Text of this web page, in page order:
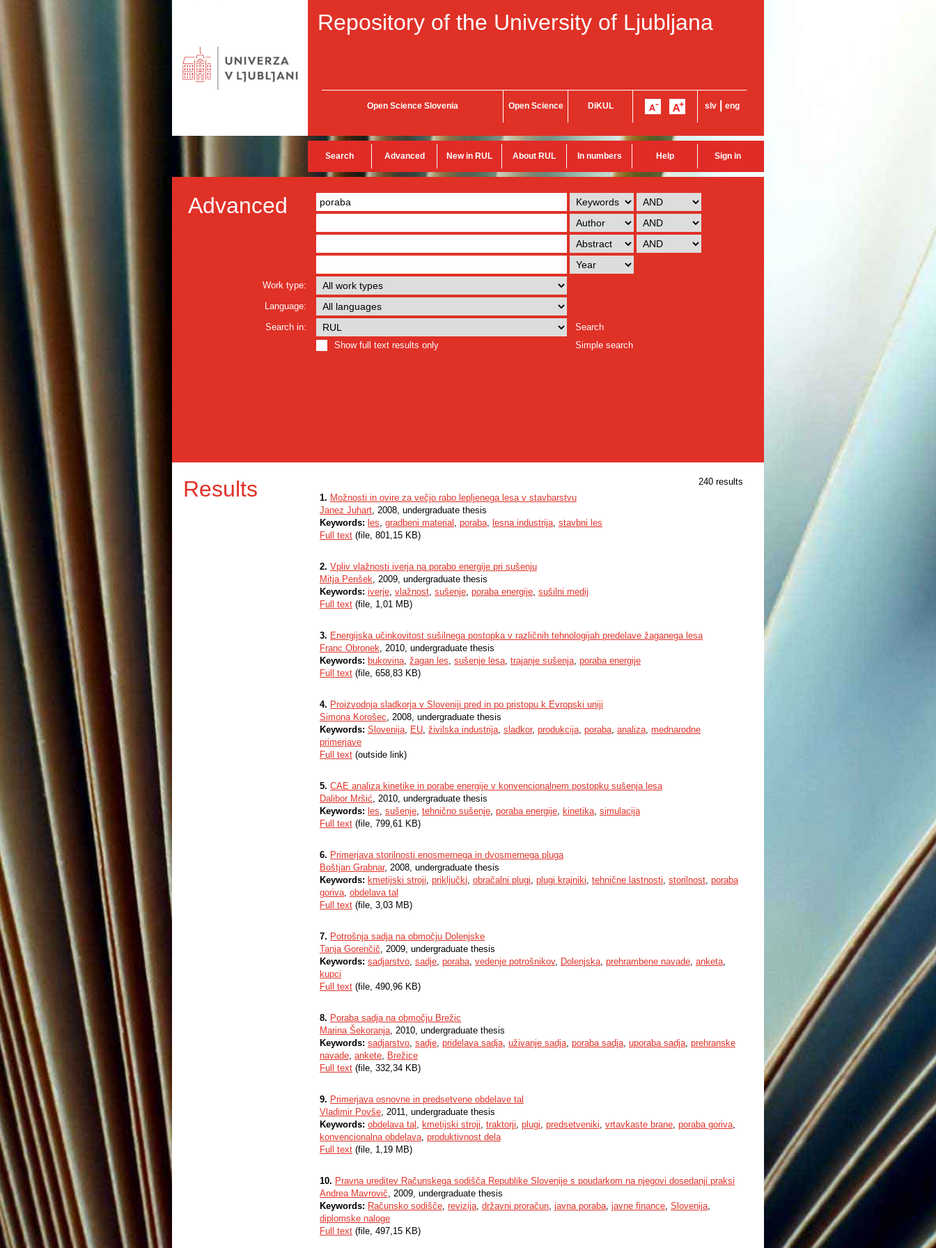
Repository of the University of Ljubljana
Open Science Slovenia Open Science DiKUL slv eng
Search Advanced New in RUL About RUL In numbers Help Sign in
Advanced
Work type:
Language:
Search in:
Search
Show full text results only
Simple search
Results
240 results
1. Možnosti in ovire za večjo rabo lepljenega lesa v stavbarstvu
Janez Juhart, 2008, undergraduate thesis
Keywords: les, gradbeni material , poraba, lesna industrija, stavbni les
Full text (file, 801,15 KB)
2. Vpliv vlažnosti iverja na porabo energije pri sušenju
Mitja Penšek, 2009, undergraduate thesis
Keywords: iverje, vlažnost, sušenje, poraba energije, sušilni medij
Full text (file, 1,01 MB)
3. Energijska učinkovitost sušilnega postopka v različnih tehnologijah predelave žaganega lesa
Franc Obronek, 2010, undergraduate thesis
Keywords: bukovina, žagan les, sušenje lesa, trajanje sušenja, poraba energije
Full text (file, 658,83 KB)
4. Proizvodnja sladkorja v Sloveniji pred in po pristopu k Evropski uniji
Simona Korošec, 2008, undergraduate thesis
Keywords: Slovenija, EU, živilska industrija, sladkor, produkcija, poraba, analiza, mednarodne
primerjave
Full text (outside link)
5. CAE analiza kinetike in porabe energije v konvencionalnem postopku sušenja lesa
Dalibor Mršić, 2010, undergraduate thesis
Keywords: les, sušenje, tehnično sušenje, poraba energije, kinetika, simulacija
Full text (file, 799,61 KB)
6. Primerjava storilnosti enosmernega in dvosmernega pluga
Boštjan Grabnar, 2008, undergraduate thesis
Keywords: kmetijski stroji, priključki, obračalni plugi, plugi krajniki, tehnične lastnosti, storilnost, poraba
goriva, obdelava tal
Full text (file, 3,03 MB)
7. Potrošnja sadja na območju Dolenjske
Tanja Gorenčič, 2009, undergraduate thesis
Keywords: sadjarstvo, sadje, poraba, vedenje potrošnikov, Dolenjska, prehrambene navade, anketa,
kupci
Full text (file, 490,96 KB)
8. Poraba sadja na območju Brežic
Marina Šekoranja, 2010, undergraduate thesis
Keywords: sadjarstvo, sadje, pridelava sadja, uživanje sadja, poraba sadja, uporaba sadja, prehranske
navade, ankete, Brežice
Full text (file, 332,34 KB)
9. Primerjava osnovne in predsetvene obdelave tal
Vladimir Povše, 2011, undergraduate thesis
Keywords: obdelava tal , kmetijski stroji, traktorji, plugi, predsetveniki, vrtavkaste brane, poraba goriva,
konvencionalna obdelava, produktivnost dela
Full text (file, 1,19 MB)
10. Pravna ureditev Računskega sodišča Republike Slovenije s poudarkom na njegovi dosedanji praksi
Andrea Mavrovič, 2009, undergraduate thesis
Keywords: Računsko sodišče, revizija, državni proračun, javna poraba, javne finance, Slovenija,
diplomske naloge
Full text (file, 497,15 KB)